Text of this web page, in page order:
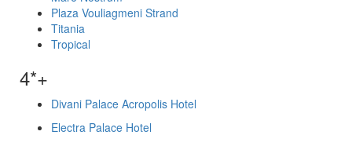
Plaza Vouliagmeni Strand
Titania
Tropical
4*+
Divani Palace Acropolis Hotel
Electra Palace Hotel